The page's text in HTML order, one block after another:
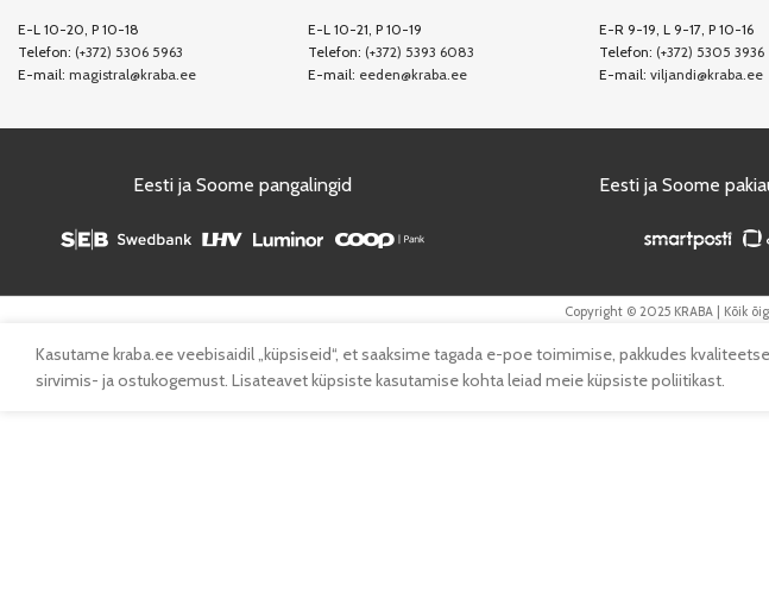
E-L 10-20, P 10-18
Telefon: (+372) 5306 5963
E-mail: magistral@kraba.ee
E-L 10-21, P 10-19
Telefon: (+372) 5393 6083
E-mail: eeden@kraba.ee
E-R 9-19, L 9-17, P 10-16
Telefon: (+372) 5305 3936
E-mail: viljandi@kraba.ee
Eesti ja Soome pangalingid Eesti ja Soome
Copyright © 2025 KRABA | Kõik
Kasutame kraba.ee veebisaidil „küpsiseid“, et saaksime tagada e-poe toimimise, pakkudes
sirvimis- ja ostukogemust. Lisateavet küpsiste kasutamise kohta leiad meie küpsiste poliitikast.